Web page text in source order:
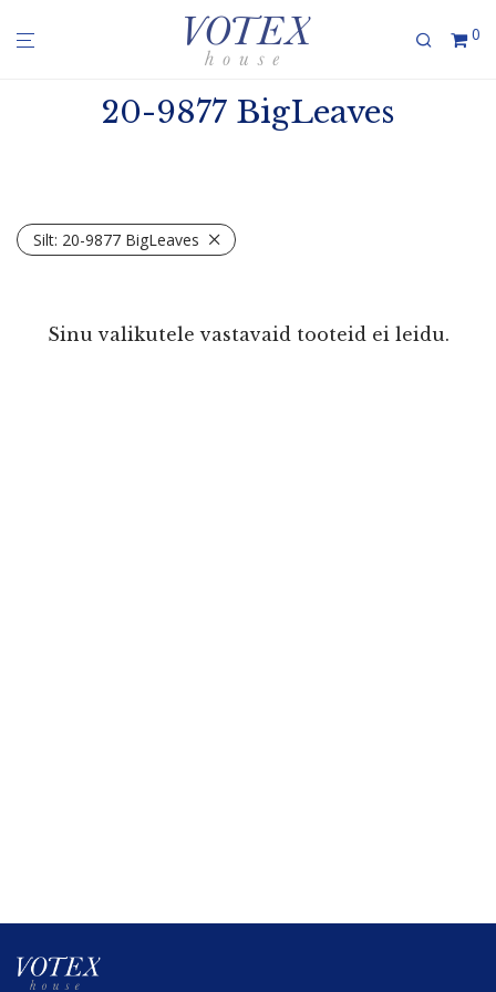
0
20-9877 BigLeaves
Silt: 20-9877 BigLeaves
Sinu valikutele vastavaid tooteid ei leidu.